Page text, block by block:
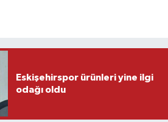
Eskişehirspor ürünleri yine ilgi
odağı oldu